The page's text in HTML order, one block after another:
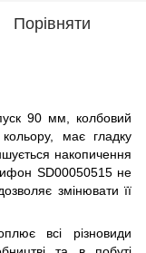
Порівняти
90 мм, колбовий
кольору, має гладку
накопичення
SD00050515 не
змінювати її
всі різновиди